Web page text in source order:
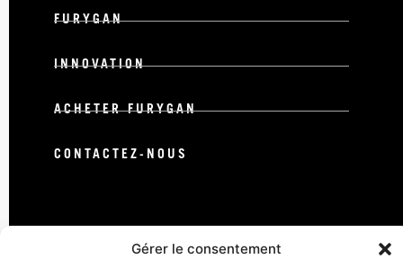
Gérer le consentement
FURYGAN
INNOVATION
ACHETER FURYGAN
CONTACTEZ-NOUS
S'INSCRIRE À LA NEWSLETTER